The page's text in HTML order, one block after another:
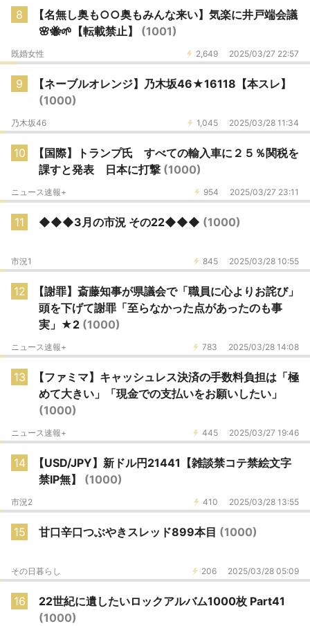
8
【名無し奥も○○奥もみんな来い】気楽に井戸端会議
🌸🐝🌱【転載禁止】 (1001)
2,649 2025/03/27 22:57
既婚女性
9
【ネーブルオレンジ】乃木坂46★16118【本スレ】
(1000)
1,045 2025/03/28 11:34
乃木坂46
10
【国際】トランプ氏 すべての輸入車に２５％関税を
課すと発表 日本に打撃 (1000)
954 2025/03/27 23:11
ニュース速報+
11 ◆◆◆3月の市況 その22◆◆◆ (1000)
845 2025/03/28 10:55
市況1
12
【謝罪】斎藤知事が県議会で「職員に心よりお詫び」
頭を下げて謝罪「至らなかった点があったのも事
実」★2 (1000)
783 2025/03/28 14:08
ニュース速報+
13
【ファミマ】キャッシュレス決済の手数料負担は「極
めて大きい」「現金での支払いをお願いしたい」
(1000)
445 2025/03/27 19:46
ニュース速報+
14
【USD/JPY】新ドル円21441【雑談禁コテ禁絵文字
禁IP無】 (1000)
410 2025/03/28 13:55
市況2
15 甘口辛口つぶやきスレッド899本目 (1000)
206 2025/03/28 05:09
その日暮らし
16
22世紀に遺したいロックアルバム1000枚 Part41
(1000)